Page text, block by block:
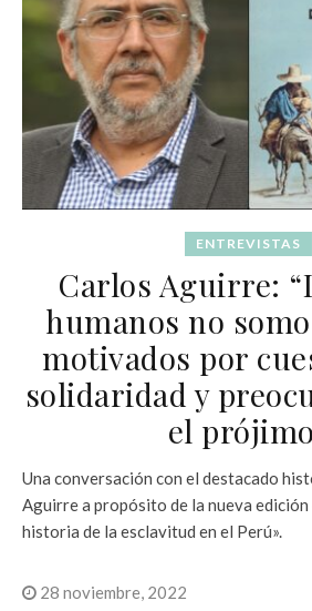
ENTREVISTAS
Carlos Aguirre:
humanos no
motivados por
solidaridad y
el
Una conversación con el destacado
Aguirre a propósito de la nueva
historia de la esclavitud en el Perú».
28 noviembre, 2022